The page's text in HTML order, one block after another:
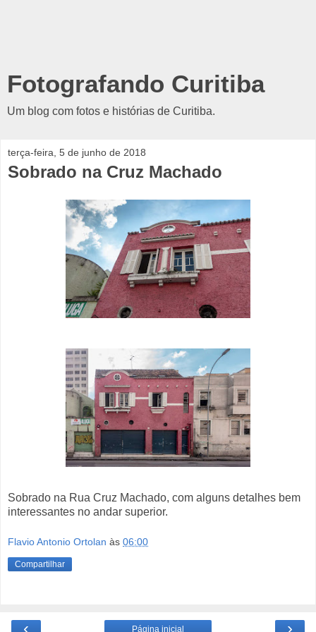
Fotografando Curitiba
Um blog com fotos e histórias de Curitiba.
terça-feira, 5 de junho de 2018
Sobrado na Cruz Machado
Sobrado na Rua Cruz Machado, com alguns detalhes bem
interessantes no andar superior.
Flavio Antonio Ortolan às 06:00
Compartilhar
Página inicial